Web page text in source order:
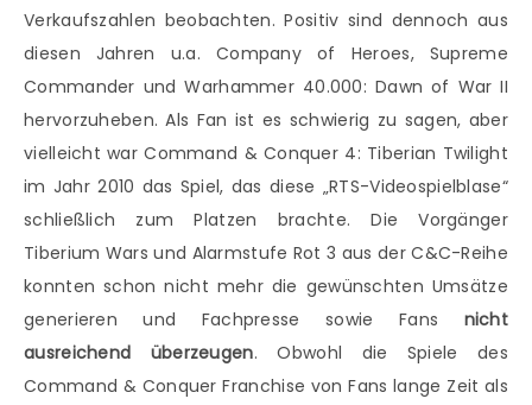
Verkaufszahlen beobachten. Positiv sind dennoch aus
diesen Jahren u.a. Company of Heroes, Supreme
Commander und Warhammer 40.000: Dawn of War II
hervorzuheben. Als Fan ist es schwierig zu sagen, aber
vielleicht war Command & Conquer 4: Tiberian Twilight
im Jahr 2010 das Spiel, das diese „RTS-Videospielblase“
schließlich zum Platzen brachte. Die Vorgänger
Tiberium Wars und Alarmstufe Rot 3 aus der C&C-Reihe
konnten schon nicht mehr die gewünschten Umsätze
generieren und Fachpresse sowie Fans nicht
ausreichend überzeugen. Obwohl die Spiele des
Command & Conquer Franchise von Fans lange Zeit als